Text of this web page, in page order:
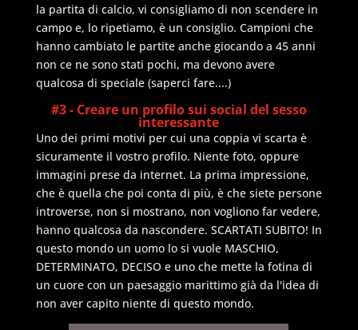
la partita di calcio, vi consigliamo di non scendere in
campo e, lo ripetiamo, è un consiglio. Campioni che
hanno cambiato le partite anche giocando a 45 anni
non ce ne sono stati pochi, ma devono avere
qualcosa di speciale (saperci fare....)
#3 - Creare un profilo sui social del sesso
interessante
Uno dei primi motivi per cui una coppia vi scarta è
sicuramente il vostro profilo. Niente foto, oppure
immagini prese da internet. La prima impressione,
che è quella che poi conta di più, è che siete persone
introverse, non si mostrano, non vogliono far vedere,
hanno qualcosa da nascondere. SCARTATI SUBITO! In
questo mondo un uomo lo si vuole MASCHIO,
DETERMINATO, DECISO e uno che mette la fotina di
un cuore con un paesaggio marittimo già da l'idea di
non aver capito niente di questo mondo.